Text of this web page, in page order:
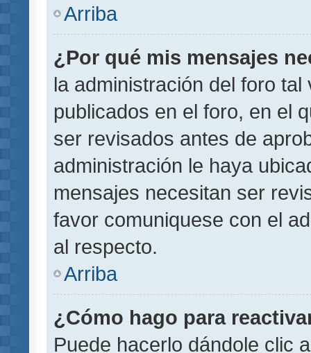
Arriba
¿Por qué mis mensajes
la administración del foro
publicados en el foro, en el
ser revisados antes de
administración le haya
mensajes necesitan ser
favor comuniquese con el
al respecto.
Arriba
¿Cómo hago para
Puede hacerlo dándole clic